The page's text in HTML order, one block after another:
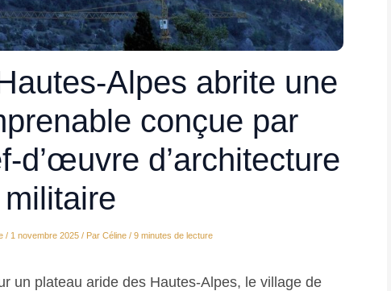
Alpes abrite une
conçue par
d’œuvre d’architecture
militaire
/ 1 novembre 2025 / Par Céline / 9 minutes de lecture
un plateau aride des Hautes-Alpes, le village de